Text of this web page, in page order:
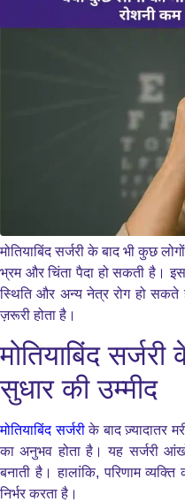
मोतियाबिंद सर्जरी के बाद भी कुछ
भ्रम और चिंता पैदा हो सकती है।
स्थिति और अन्य नेत्र रोग हो
ज़रूरी होता है।
मोतियाबिंद सर्जरी
सुधार की उम्मीद
मोतियाबिंद सर्जरीके बाद ज़्यादातर
का अनुभव होता है। यह सर्जरी
बनाती है। हालांकि, परिणाम
निर्भर करता है।